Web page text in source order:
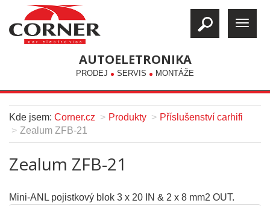
AUTOELETRONIKA
PRODEJ SERVIS MONTÁŽE
Kde jsem: Corner.cz Produkty
Příslušenství carhifi
Zealum ZFB-21
Zealum ZFB-21
Mini-ANL pojistkový blok 3 x 20 IN & 2 x 8 mm2 OUT.